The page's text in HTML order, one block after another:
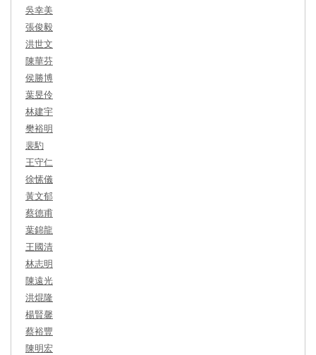
吳幸美
張俊毅
洪世文
陳華芬
侯勝博
葉昱伶
林建宇
樊裕明
裴馰
王守仁
徐愫儀
黃文郁
蔡德甫
葉錦龍
王國清
林志明
陳遠光
洪焜隆
楊賢馨
蔡裕豐
陳明宏